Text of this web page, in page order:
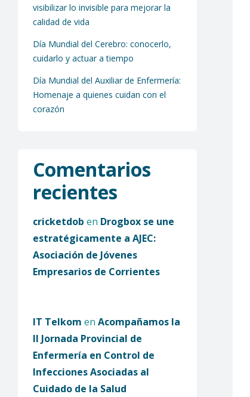
visibilizar lo invisible para mejorar la
calidad de vida
Día Mundial del Cerebro: conocerlo,
cuidarlo y actuar a tiempo
Día Mundial del Auxiliar de Enfermería:
Homenaje a quienes cuidan con el
corazón
Comentarios
recientes
cricketdob en Drogbox se une
estratégicamente a AJEC:
Asociación de Jóvenes
Empresarios de Corrientes
IT Telkom en Acompañamos la
II Jornada Provincial de
Enfermería en Control de
Infecciones Asociadas al
Cuidado de la Salud